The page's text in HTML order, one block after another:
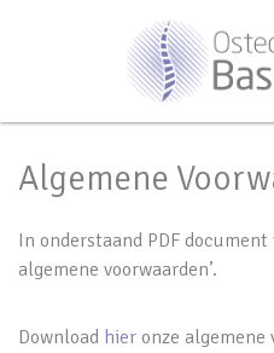
Algemene
In onderstaand PDF
algemene voorwaarden’.
Download hier onze algemene